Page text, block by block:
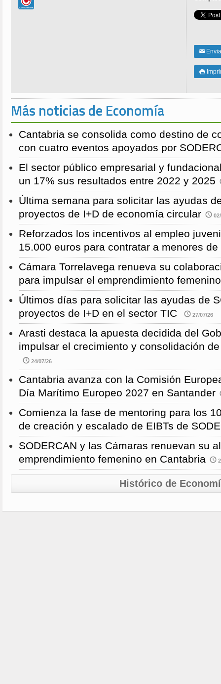
✉

Más noticias de Economía
Cantabria se consolida como destino de
con cuatro eventos apoyados por
El sector público empresarial y
un 17% sus resultados entre 2022 y 2025
Última semana para solicitar las ayudas
proyectos de I+D de economía circular
Reforzados los incentivos al empleo
15.000 euros para contratar a menores
Cámara Torrelavega renueva su
para impulsar el emprendimiento femenino
Últimos días para solicitar las ayudas de
proyectos de I+D en el sector TIC
27/07/26
Arasti destaca la apuesta decidida del
impulsar el crecimiento y consolidación
24/07/26
Cantabria avanza con la Comisión
Día Marítimo Europeo 2027 en Santander
Comienza la fase de mentoring para los
de creación y escalado de EIBTs de
SODERCAN y las Cámaras renuevan su
emprendimiento femenino en Cantabria
Histórico de